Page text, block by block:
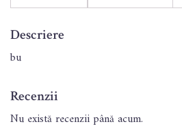
Descriere
bu
Recenzii
Nu există recenzii până acum.